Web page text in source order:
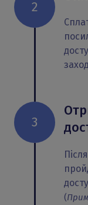
2
3
(